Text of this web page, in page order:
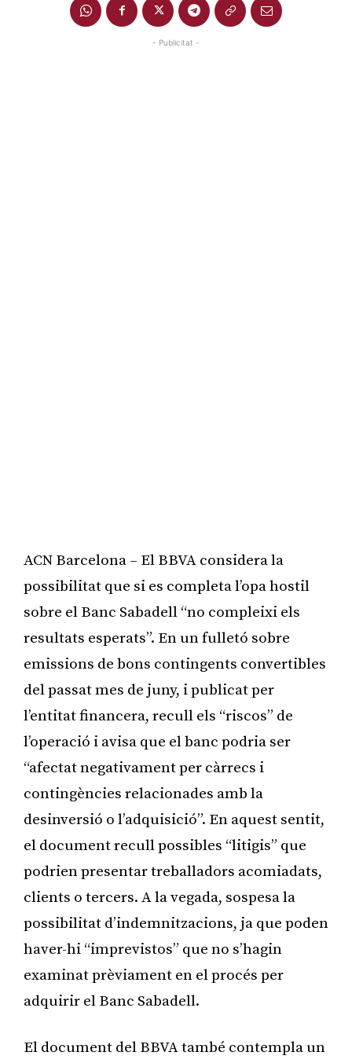
- Publicitat -
ACN Barcelona – El BBVA considera la
possibilitat que si es completa l’opa hostil
sobre el Banc Sabadell “no compleixi els
resultats esperats”. En un fulletó sobre
emissions de bons contingents convertibles
del passat mes de juny, i publicat per
l’entitat financera, recull els “riscos” de
l’operació i avisa que el banc podria ser
“afectat negativament per càrrecs i
contingències relacionades amb la
desinversió o l’adquisició”. En aquest sentit,
el document recull possibles “litigis” que
podrien presentar treballadors acomiadats,
clients o tercers. A la vegada, sospesa la
possibilitat d’indemnitzacions, ja que poden
haver-hi “imprevistos” que no s’hagin
examinat prèviament en el procés per
adquirir el Banc Sabadell.
El document del BBVA també contempla un